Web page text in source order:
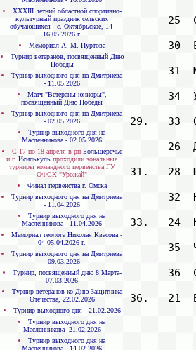
XXXIII летний областной спортивно-
культурный праздник сельских
обучающихся - с. Октябрьское, 14-
16.05.2026 г.
Мемориал А. М. Пуртова
Турнир ветеранов, посвященный Дню
Победы
Турнир выходного дня на Дмитриева
- 11.05.2026
Матч "Ветераны-юниоры",
посвященный Дню Победы
Турнир выходного дня на Дмитриева
- 02.05.2026
Турнир выходного дня на
Масленникова - 02.05.2026
С 17 по 18 апреля в рп Большеречье
и г.Исилькульпроходили зональные
турниры командного первенства ГУ
ОФСК "Урожай"
Финал первенства г. Омска
Турнир выходного дня на Дмитриева
- 11.04.2026
Турнир выходного дня на
Масленникова - 11.04.2026
Мемориал геолога Николая Квасова -
04-05.04.2026 г.
Турнир выходного дня на Дмитриева
- 09.03.2026
Турнир, посвященный дню 8 Марта-
07.03.2026
Турнир ветеранов ко Дню Защитника
Отечества, 22.02.2026
Турнир выходного дня - 21.02.2026
Турнир выходного дня на
Масленникова- 21.02.2026
Турнир выходного дня на
Масленникова - 14.02.2026
25
30
31
34
29.   33
26
31.   28
32
33.   24
35
36
36.   21